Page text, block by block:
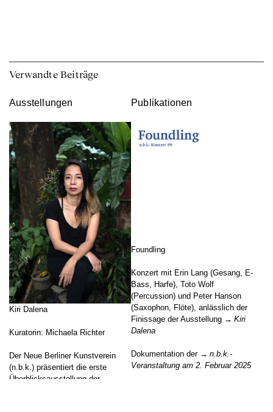
Verwandte Beiträge
Ausstellungen
Kiri Dalena
Kuratorin: Michaela Richter
Der Neue Berliner Kunstverein
(n.b.k.) präsentiert die erste
Überblicksausstellung der
Publikationen
Foundling
Konzert mit Erin Lang (Gesang, E-
Bass, Harfe), Toto Wolf
(Percussion) und Peter Hanson
(Saxophon, Flöte), anlässlich der
Finissage der Ausstellung
Kiri
Dalena
Dokumentation der
n.b.k.-
Veranstaltung am 2. Februar 2025